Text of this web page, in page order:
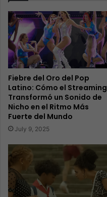
Fiebre del Oro del Pop
Latino: Cómo el Streaming
Transformó un Sonido de
Nicho en el Ritmo Más
Fuerte del Mundo
July 9, 2025